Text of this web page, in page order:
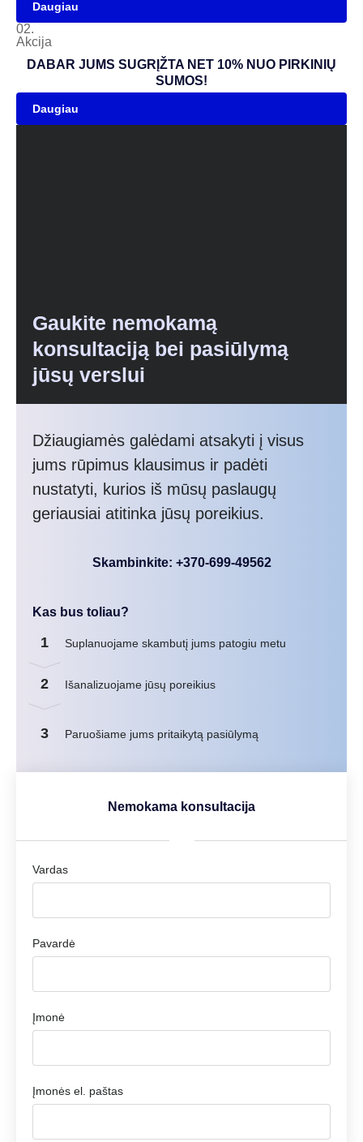
Daugiau
02.
Akcija
DABAR JUMS SUGRĮŽTA NET 10% NUO PIRKINIŲ
SUMOS!
Daugiau
Gaukite nemokamą
konsultaciją bei pasiūlymą
jūsų verslui
Džiaugiamės galėdami atsakyti į visus
jums rūpimus klausimus ir padėti
nustatyti, kurios iš mūsų paslaugų
geriausiai atitinka jūsų poreikius.
Skambinkite: +370-699-49562
Kas bus toliau?
1 Suplanuojame skambutį jums patogiu metu
2 Išanalizuojame jūsų poreikius
3 Paruošiame jums pritaikytą pasiūlymą
Nemokama konsultacija
Vardas
Pavardė
Įmonė
Įmonės el. paštas